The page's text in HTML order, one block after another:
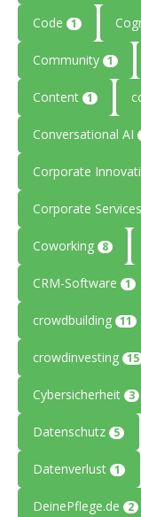
Code 1
Community 1
Content 1
Conversational AI
Corporate
Corporate Services
Coworking 8
CRM-Software 1
crowdbuilding 11
crowdinvesting 15
Cybersicherheit 3
Datenschutz 5
Datenverlust 1
DeinePflege.de 2